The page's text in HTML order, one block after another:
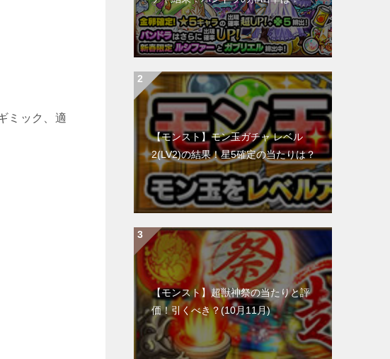
ミック、適
【モンスト】モン玉ガチャ レベル
2(LV2)の結果！星5確定の当たりは？
【モンスト】超獣神祭の当たりと評
価！引くべき？(10月11月)